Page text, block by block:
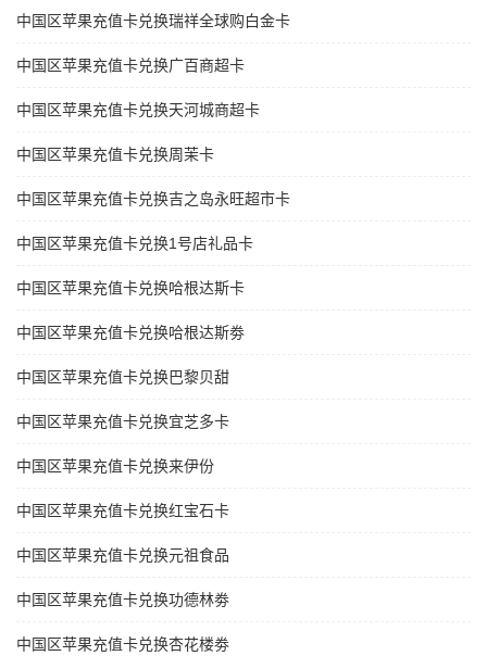
中国区苹果充值卡兑换瑞祥全球购白金卡
中国区苹果充值卡兑换广百商超卡
中国区苹果充值卡兑换天河城商超卡
中国区苹果充值卡兑换周茉卡
中国区苹果充值卡兑换吉之岛永旺超市卡
中国区苹果充值卡兑换1号店礼品卡
中国区苹果充值卡兑换哈根达斯卡
中国区苹果充值卡兑换哈根达斯劵
中国区苹果充值卡兑换巴黎贝甜
中国区苹果充值卡兑换宜芝多卡
中国区苹果充值卡兑换来伊份
中国区苹果充值卡兑换红宝石卡
中国区苹果充值卡兑换元祖食品
中国区苹果充值卡兑换功德林劵
中国区苹果充值卡兑换杏花楼劵